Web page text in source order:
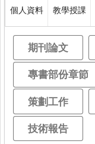
個人資料 教學授課
期刊論文
專書部份章節
策劃工作
技術報告